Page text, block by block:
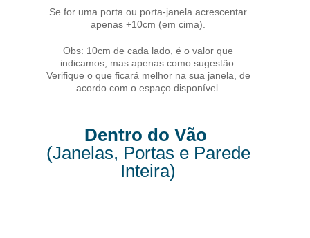
Se for uma porta ou porta-janela acrescentar
apenas +10cm (em cima).
Obs: 10cm de cada lado, é o valor que
indicamos, mas apenas como sugestão.
Verifique o que ficará melhor na sua janela, de
acordo com o espaço disponível.
Dentro do Vão
(Janelas, Portas e Parede
Inteira)